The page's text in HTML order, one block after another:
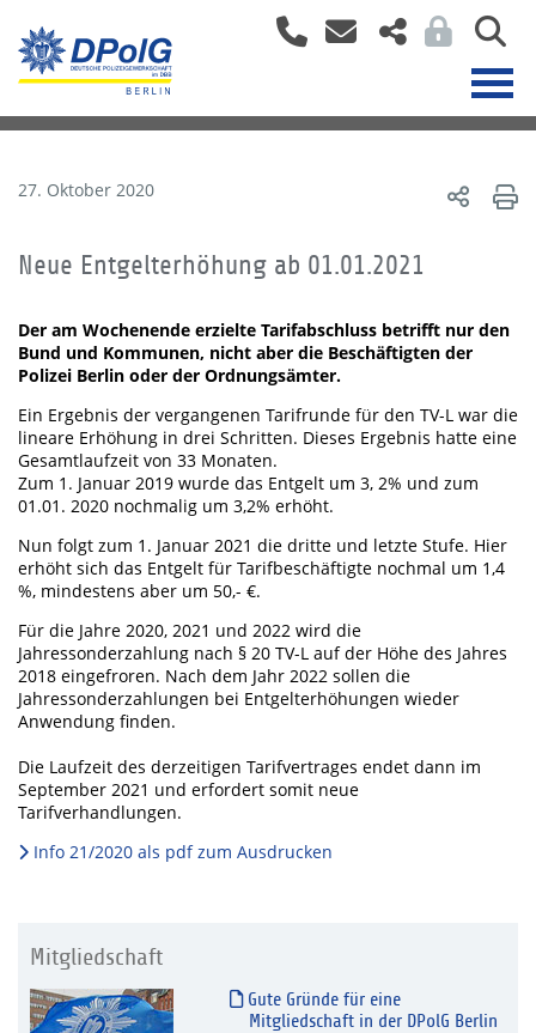
27. Oktober 2020
Neue Entgelterhöhung ab 01.01.2021
Der am Wochenende erzielte Tarifabschluss betrifft nur den
Bund und Kommunen, nicht aber die Beschäftigten der
Polizei Berlin oder der Ordnungsämter.
Ein Ergebnis der vergangenen Tarifrunde für den TV-L war die
lineare Erhöhung in drei Schritten. Dieses Ergebnis hatte eine
Gesamtlaufzeit von 33 Monaten.
Zum 1. Januar 2019 wurde das Entgelt um 3, 2% und zum
01.01. 2020 nochmalig um 3,2% erhöht.
Nun folgt zum 1. Januar 2021 die dritte und letzte Stufe. Hier
erhöht sich das Entgelt für Tarifbeschäftigte nochmal um 1,4
%, mindestens aber um 50,- €.
Für die Jahre 2020, 2021 und 2022 wird die
Jahressonderzahlung nach § 20 TV-L auf der Höhe des Jahres
2018 eingefroren. Nach dem Jahr 2022 sollen die
Jahressonderzahlungen bei Entgelterhöhungen wieder
Anwendung finden.
Die Laufzeit des derzeitigen Tarifvertrages endet dann im
September 2021 und erfordert somit neue
Tarifverhandlungen.
Info 21/2020 als pdf zum Ausdrucken
Mitgliedschaft
Gute Gründe für eine
Mitgliedschaft in der DPolG Berlin